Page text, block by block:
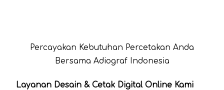
Percayakan Kebutuhan Percetakan Anda
Bersama Adiograf Indonesia
Layanan Desain & Cetak Digital Online Kami